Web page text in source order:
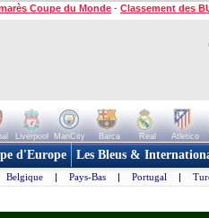
Coupe du Monde - Classement des
Liverpool ManCity Barca Real Atletico
d'Europe Les Bleus &
Belgique | Pays-Bas | Portugal |